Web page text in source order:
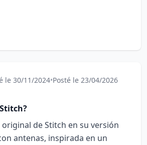
le 30/11/2024•Posté le 23/04/2026
de Stitch en su versión
antenas, inspirada en un